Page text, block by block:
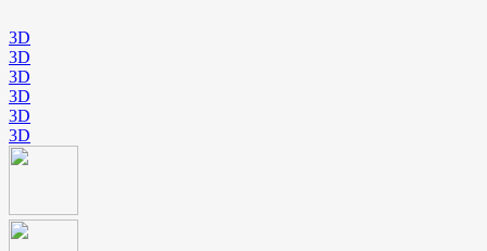
3D
3D
3D
3D
3D
3D